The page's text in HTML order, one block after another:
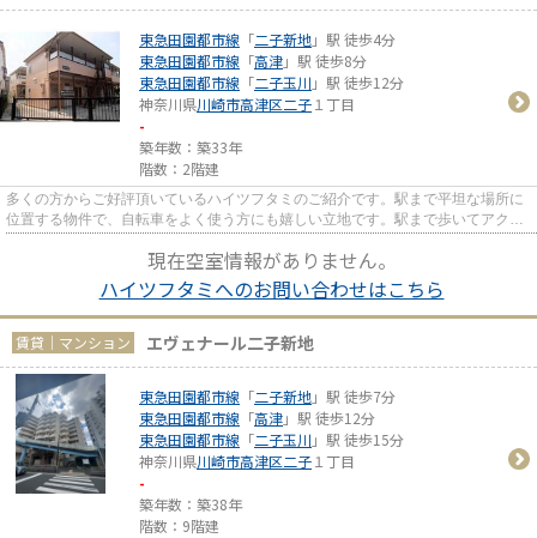
東急田園都市線 「二子新地」駅 徒歩4分
東急田園都市線 「高津」駅 徒歩8分
東急田園都市線 「二子玉川 」駅 徒歩12分
神奈川県川崎市高津区二子１丁目
-
築年数：築33年
階数：2階建
多くの方からご好評頂いているハイツフタミのご紹介です。駅まで平坦な場所に
位置する物件で、自転車をよく使う方にも嬉しい立地です。駅まで歩いてアクセ
現在空室情報がありません。
ハイツフタミへのお問い合わせはこちら
賃貸｜マンション エヴェナール二子新地
東急田園都市線 「二子新地」駅 徒歩7分
東急田園都市線 「高津」駅 徒歩12分
東急田園都市線 「二子玉川 」駅 徒歩15分
神奈川県川崎市高津区二子１丁目
-
築年数：築38年
階数：9階建